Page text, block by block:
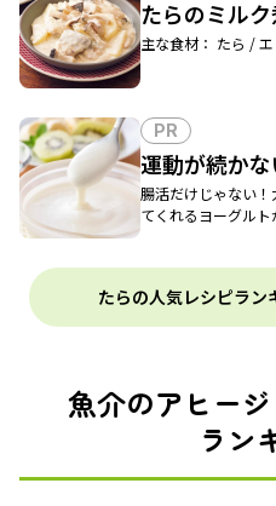
たらのミルク
主な食材： たら /
PR
運動が続か
腸活だけじゃない
てくれるヨーグルト
たらの人気レシピラン
魚介のアヒー
ラン